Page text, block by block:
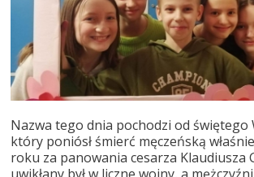
Nazwa tego dnia pochodzi od świętego
który poniósł śmierć męczeńską
roku za panowania cesarza Klaudiusza